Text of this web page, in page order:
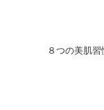
８つの美肌